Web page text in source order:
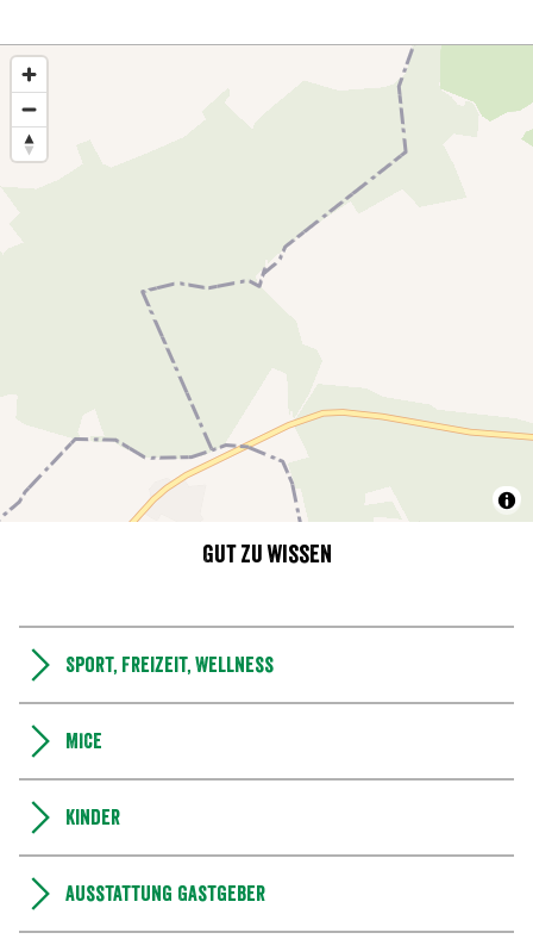
Gut zu wissen
Sport, Freizeit, Wellness
MICE
Kinder
Ausstattung Gastgeber